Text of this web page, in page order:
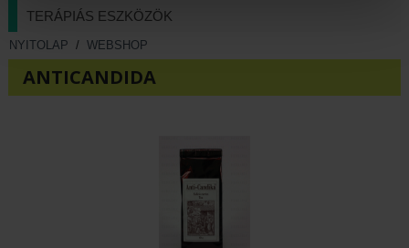
TERÁPIÁS ESZKÖZÖK
NYITOLAP / WEBSHOP
ANTICANDIDA